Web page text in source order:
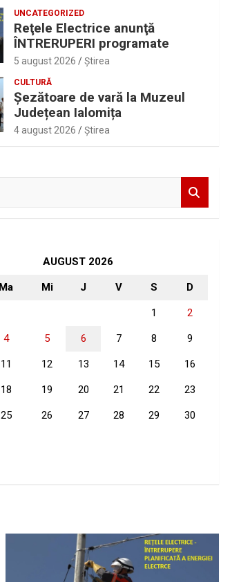
UNCATEGORIZED
Reţele Electrice anunţă
ÎNTRERUPERI programate
5 august 2026 Ştirea
CULTURĂ
Șezătoare de vară la Muzeul
Județean Ialomița
4 august 2026 Ştirea
AUGUST 2026
Ma Mi J V S D
1 2
4 5 6 7 8 9
11 12 13 14 15 16
18 19 20 21 22 23
25 26 27 28 29 30